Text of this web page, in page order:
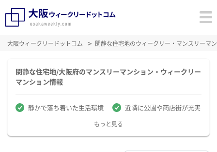
大阪ウィークリードットコム 閑静な住宅地のウィークリー・マンスリーマ
閑静な住宅地/大阪府のマンスリーマンション・ウィークリー
マンション情報
静かで落ち着いた生活環境 近隣に公園や商店街が充実
もっと見る